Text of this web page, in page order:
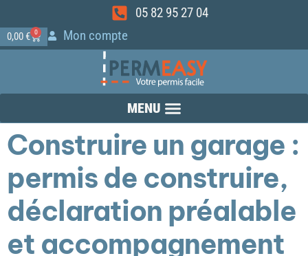
05 82 95 27 04
0,00€ 0 Mon compte
Construire un garage :
permis de construire,
déclaration préalable
et accompagnement